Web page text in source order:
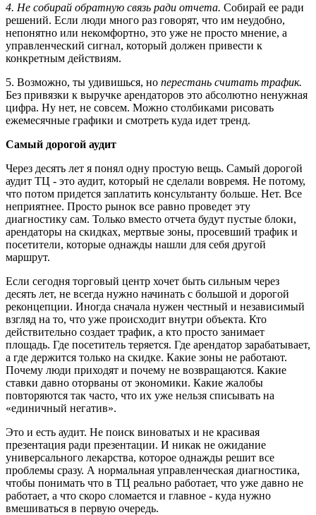
4. Не собирай обратную связь ради отчета. Собирай ее ради
решений. Если люди много раз говорят, что им неудобно,
непонятно или некомфортно, это уже не просто мнение, а
управленческий сигнал, который должен привести к
конкретным действиям.
5. Возможно, ты удивишься, но перестань считать трафик.
Без привязки к выручке арендаторов это абсолютно ненужная
цифра. Ну нет, не совсем. Можно столбиками рисовать
ежемесячные графики и смотреть куда идет тренд.
Самый дорогой аудит
Через десять лет я понял одну простую вещь. Самый дорогой
аудит ТЦ - это аудит, который не сделали вовремя. Не потому,
что потом придется заплатить консультанту больше. Нет. Все
неприятнее. Просто рынок все равно проведет эту
диагностику сам. Только вместо отчета будут пустые блоки,
арендаторы на скидках, мертвые зоны, просевший трафик и
посетители, которые однажды нашли для себя другой
маршрут.
Если сегодня торговый центр хочет быть сильным через
десять лет, не всегда нужно начинать с большой и дорогой
реконцепции. Иногда сначала нужен честный и независимый
взгляд на то, что уже происходит внутри объекта. Кто
действительно создает трафик, а кто просто занимает
площадь. Где посетитель теряется. Где арендатор зарабатывает,
а где держится только на скидке. Какие зоны не работают.
Почему люди приходят и почему не возвращаются. Какие
ставки давно оторваны от экономики. Какие жалобы
повторяются так часто, что их уже нельзя списывать на
«единичный негатив».
Это и есть аудит. Не поиск виноватых и не красивая
презентация ради презентации. И никак не ожидание
универсального лекарства, которое однажды решит все
проблемы сразу. А нормальная управленческая диагностика,
чтобы понимать что в ТЦ реально работает, что уже давно не
работает, а что скоро сломается и главное - куда нужно
вмешиваться в первую очередь.